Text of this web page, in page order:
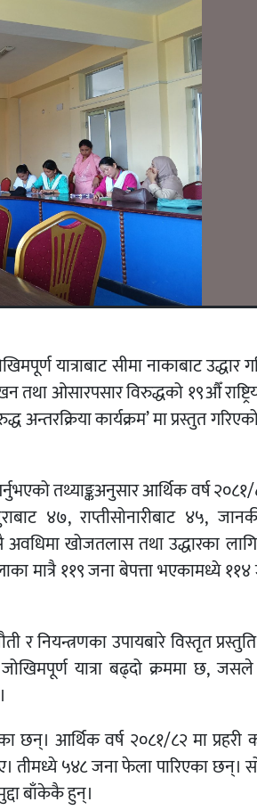
यात्राबाट सीमा नाकाबाट उद्धार
तथा ओसारपसार विरुद्धको १९औँ
कार्यक्रम’ मा प्रस्तुत
तथ्याङ्कअनुसार आर्थिक वर्ष २०८१/
४७, राप्तीसोनारीबाट ४५,
खोजतलास तथा उद्धारका
मात्रै ११९ जना बेपत्ता भएकामध्ये
नियन्त्रणका उपायबारे विस्तृत
यात्रा बढ्दो क्रममा छ, जसले
छन्। आर्थिक वर्ष २०८१/८२ मा प्रहरी
तीमध्ये ५४८ जना फेला पारिएका छन्।
बाँकेकै हुन्।